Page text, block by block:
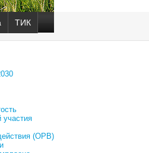
ТИК
участия
(ОРВ)